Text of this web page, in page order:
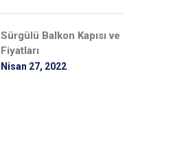
Sürgülü Balkon Kapısı ve
Fiyatları
Nisan 27, 2022